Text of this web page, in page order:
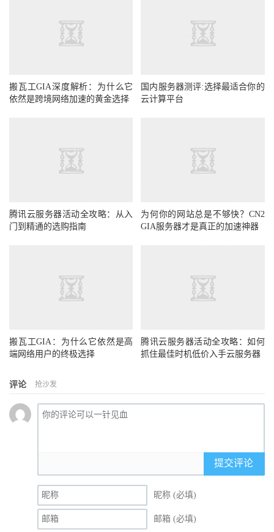
搬瓦工GIA深度解析：为什么它
依然是跨境网络加速的黄金选择
国内服务器测评:选择最适合你的
云计算平台
腾讯云服务器活动全攻略：从入
门到精通的选购指南
为何你的网站总是不够快？CN2
GIA服务器才是真正的加速神器
搬瓦工GIA：为什么它依然是高
端网络用户的终极选择
腾讯云服务器活动全攻略：如何
抓住最佳时机低价入手云服务器
评论 抢沙发
提交评论
昵称 (必填)
邮箱 (必填)